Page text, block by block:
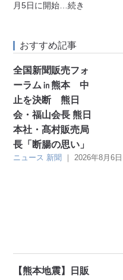
月5日に開始 …続き
おすすめ記事
全国新聞販売フォ
ーラム㏌熊本 中
止を決断 熊日
会・福山会長 熊日
本社・髙村販売局
長「断腸の思い」
ニュース 新聞 ｜2026年8月6日
【熊本地震】日販